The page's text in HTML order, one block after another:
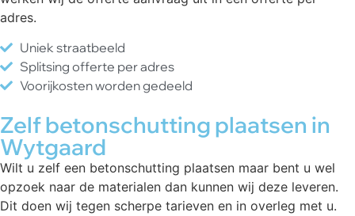
adres.
Uniek straatbeeld
Splitsing offerte per adres
Voorijkosten worden gedeeld
Zelf betonschutting plaatsen in
Wytgaard
Wilt u zelf een betonschutting plaatsen maar bent u wel
opzoek naar de materialen dan kunnen wij deze leveren.
Dit doen wij tegen scherpe tarieven en in overleg met u.